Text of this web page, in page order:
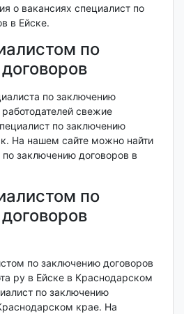
о вакансиях специалист по
в Ейске.
по
по заключению
свежие
по заключению
На нашем сайте можно найти
заключению договоров в
по
по заключению договоров
ру в Ейске в Краснодарском
по заключению
крае. На